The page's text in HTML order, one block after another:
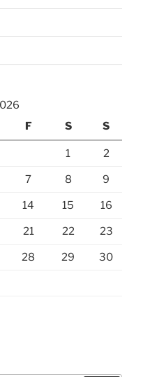
F S S
1 2
7 8 9
14 15 16
21 22 23
28 29 30